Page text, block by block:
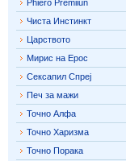
Phiero Premiiun
Чиста Инстинкт
Царството
Мирис на Ерос
Сексапил Спреј
Печ за мажи
Точно Алфа
Точно Харизма
Точно Порака